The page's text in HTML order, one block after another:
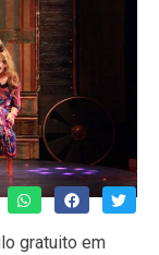
gratuito em